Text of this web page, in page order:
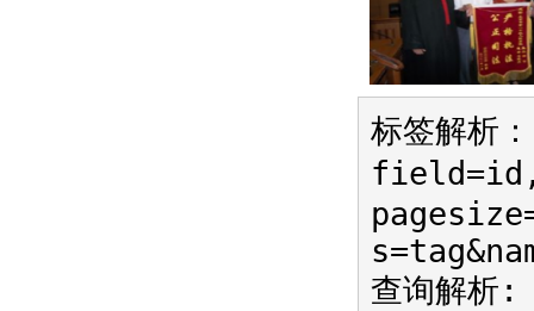
标签解
查询解析: